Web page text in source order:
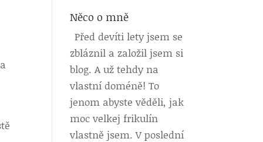
Něco o mně
Před devíti lety jsem se
zbláznil a založil jsem si
blog. A už tehdy na
vlastní doméně! To
jenom abyste věděli, jak
moc velkej frikulín
vlastně jsem. V poslední